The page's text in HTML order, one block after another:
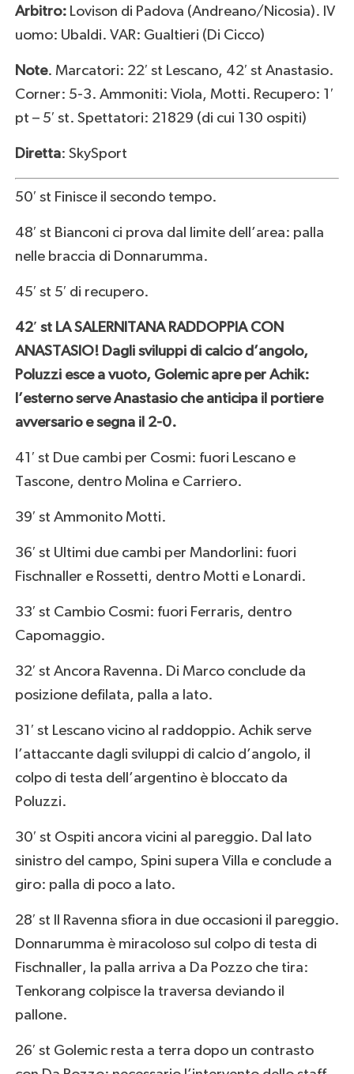
Arbitro: Lovison di Padova (Andreano/Nicosia). IV
uomo: Ubaldi. VAR: Gualtieri (Di Cicco)
Note. Marcatori: 22′ st Lescano, 42′ st Anastasio.
Corner: 5-3. Ammoniti: Viola, Motti. Recupero: 1′
pt – 5′ st. Spettatori: 21829 (di cui 130 ospiti)
Diretta: SkySport
50′ st Finisce il secondo tempo.
48′ st Bianconi ci prova dal limite dell’area: palla
nelle braccia di Donnarumma.
45′ st 5′ di recupero.
42′ st LA SALERNITANA RADDOPPIA CON
ANASTASIO! Dagli sviluppi di calcio d’angolo,
Poluzzi esce a vuoto, Golemic apre per Achik:
l’esterno serve Anastasio che anticipa il portiere
avversario e segna il 2-0.
41′ st Due cambi per Cosmi: fuori Lescano e
Tascone, dentro Molina e Carriero.
39′ st Ammonito Motti.
36′ st Ultimi due cambi per Mandorlini: fuori
Fischnaller e Rossetti, dentro Motti e Lonardi.
33′ st Cambio Cosmi: fuori Ferraris, dentro
Capomaggio.
32′ st Ancora Ravenna. Di Marco conclude da
posizione defilata, palla a lato.
31′ st Lescano vicino al raddoppio. Achik serve
l’attaccante dagli sviluppi di calcio d’angolo, il
colpo di testa dell’argentino è bloccato da
Poluzzi.
30′ st Ospiti ancora vicini al pareggio. Dal lato
sinistro del campo, Spini supera Villa e conclude a
giro: palla di poco a lato.
28′ st Il Ravenna sfiora in due occasioni il pareggio.
Donnarumma è miracoloso sul colpo di testa di
Fischnaller, la palla arriva a Da Pozzo che tira:
Tenkorang colpisce la traversa deviando il
pallone.
26′ st Golemic resta a terra dopo un contrasto